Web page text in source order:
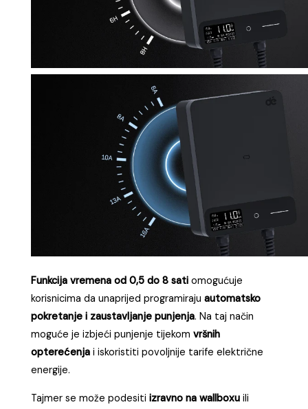
Funkcija vremena od 0,5 do 8 sati omogućuje
korisnicima da unaprijed programirajuautomatsko
pokretanje i zaustavljanje punjenja. Na taj način
moguće je izbjeći punjenje tijekomvršnih
opterećenja i iskoristiti povoljnije tarife električne
energije.
Tajmer se može podesitiizravno na wallboxu ili